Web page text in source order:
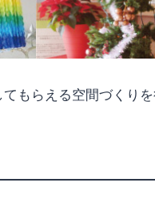
もらえる空間づくりを